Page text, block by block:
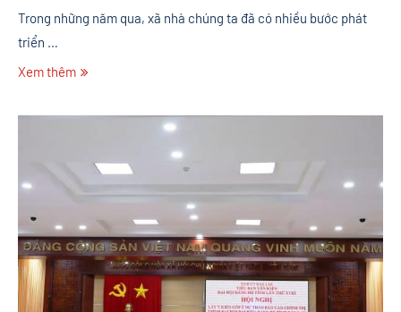
Trong những năm qua, xã nhà chúng ta đã có nhiều bước phát
triển …
Xem thêm